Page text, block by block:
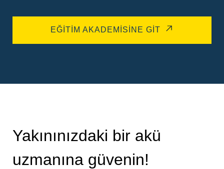
EĞITIM AKADEMISINE GIT
Yakınınızdaki bir akü
uzmanına güvenin!